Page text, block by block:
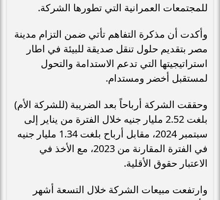
للمجتمعات العمرانية التي تطورها الشركة.
وأكدت أن مذكرة التفاهم تأتي ضمن التزام مدينة
مصر بتقديم حلول تنقل صديقة للبيئة في اطار
استراتيجيتها التي تدعم الاستدامة والتحول
لمستقبل أخضر ومستدام.
وحققت الشركة أرباحاً بعد الضريبة (للشركة الأم)
بلغت 2.52 مليار جنيه خلال الفترة من يناير إلى
سبتمبر 2024، مقابل أرباح بلغت 1.34 مليار جنيه
في الفترة المقارنة من 2023، مع الأخذ في
الاعتبار حقوق الأقلية.
وارتفعت مبيعات الشركة خلال التسعة أشهر